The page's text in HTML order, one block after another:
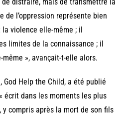
de l’oppression représente bien
violence elle-même ; il
limites de la connaissance ; il
», avançait-t-elle alors.
God Help the Child, a été publié
écrit dans les moments les plus
compris après la mort de son fils